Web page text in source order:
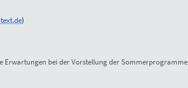
)
Erwartungen bei der Vorstellung der Sommerprogramme